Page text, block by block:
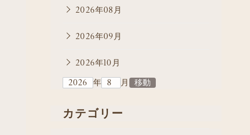
2026年08月
2026年09月
2026年10月
年
月
カテゴリー